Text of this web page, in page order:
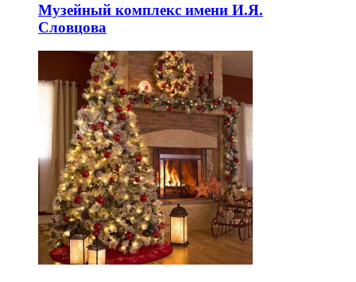
Музейный комплекс имени И.Я.
Словцова